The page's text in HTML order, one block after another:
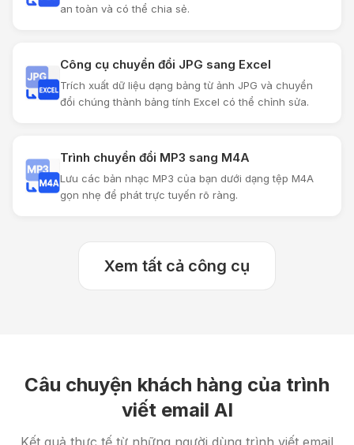
an toàn và có thể chia sẻ.
Công cụ chuyển đổi JPG sang Excel
Trích xuất dữ liệu dạng bảng từ ảnh JPG và chuyển
đổi chúng thành bảng tính Excel có thể chỉnh sửa.
Trình chuyển đổi MP3 sang M4A
Lưu các bản nhạc MP3 của bạn dưới dạng tệp M4A
gọn nhẹ để phát trực tuyến rõ ràng.
Xem tất cả công cụ
Câu chuyện khách hàng của trình
viết email AI